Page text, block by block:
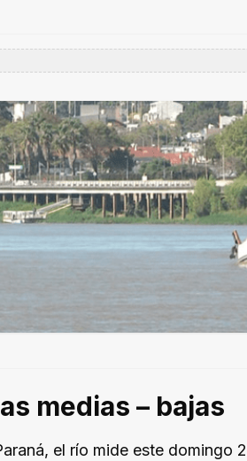
medias – bajas
el río mide este domingo